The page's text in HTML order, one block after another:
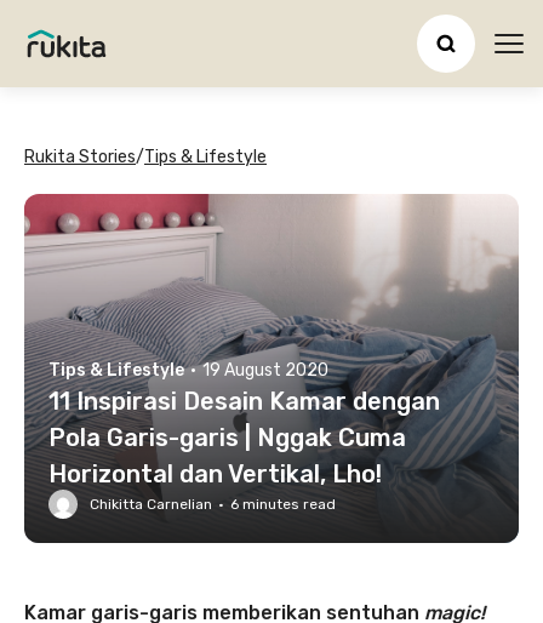
Rukita Stories/Tips & Lifestyle
Tips & Lifestyle · 19 August 2020
11 Inspirasi Desain Kamar dengan
Pola Garis-garis | Nggak Cuma
Horizontal dan Vertikal, Lho!
Chikitta Carnelian · 6 minutes read
Kamar garis-garis memberikan sentuhan magic!